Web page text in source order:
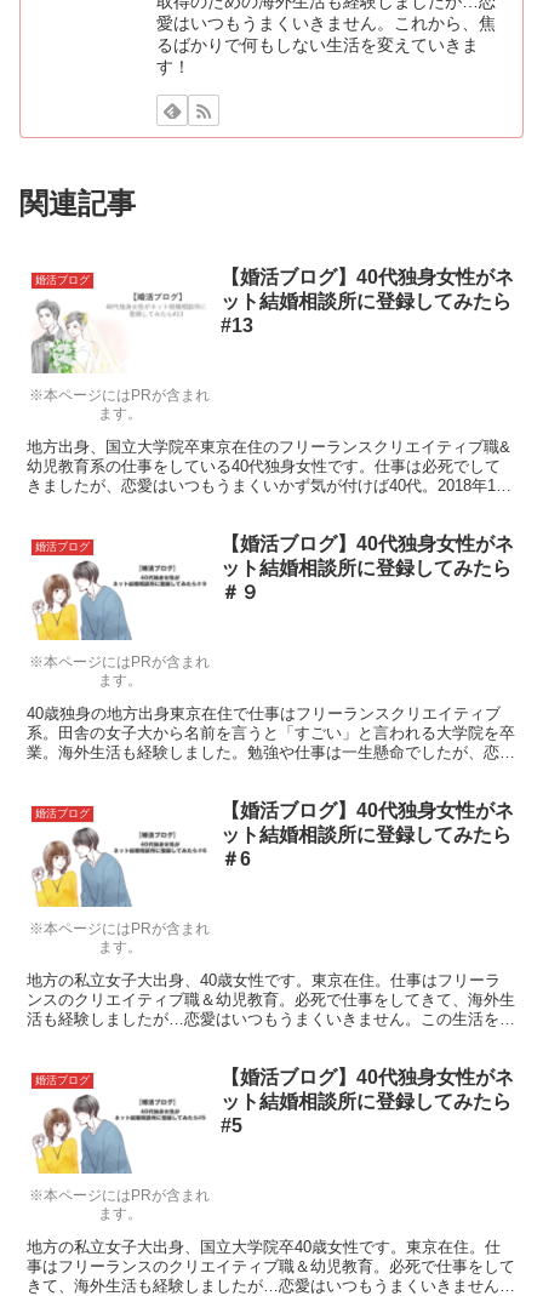
愛はいつもうまくいきません。これから、焦
るばかりで何もしない生活を変えていきま
す！
関連記事
※本ページにはPRが含まれ
ます。
婚活ブログ
【婚活ブログ】40代独身女性がネ
ット結婚相談所に登録してみたら
#13
地方出身、国立大学院卒東京在住のフリーランスクリエイティブ職&
幼児教育系の仕事をしている40代独身女性です。仕事は必死でして
きましたが、恋愛はいつもうまくいかず気が付けば40代。2018年1月
い成立しました！
※本ページにはPRが含まれ
ます。
婚活ブログ
【婚活ブログ】40代独身女性がネ
ット結婚相談所に登録してみたら
＃９
40歳独身の地方出身東京在住で仕事はフリーランスクリエイティブ
系。田舎の女子大から名前を言うと「すごい」と言われる大学院を卒
業。海外生活も経験しました。勉強や仕事は一生懸命でしたが、恋愛
てみます。
※本ページにはPRが含まれ
ます。
婚活ブログ
【婚活ブログ】40代独身女性がネ
ット結婚相談所に登録してみたら
＃6
地方の私立女子大出身、40歳女性です。東京在住。仕事はフリーラ
ンスのクリエイティブ職＆幼児教育。必死で仕事をしてきて、海外生
活も経験しましたが…恋愛はいつもうまくいきません。この生活を変
※本ページにはPRが含まれ
ます。
婚活ブログ
【婚活ブログ】40代独身女性がネ
ット結婚相談所に登録してみたら
#5
地方の私立女子大出身、国立大学院卒40歳女性です。東京在住。仕
事はフリーランスのクリエイティブ職＆幼児教育。必死で仕事をして
きて、海外生活も経験しましたが…恋愛はいつもうまくいきません。